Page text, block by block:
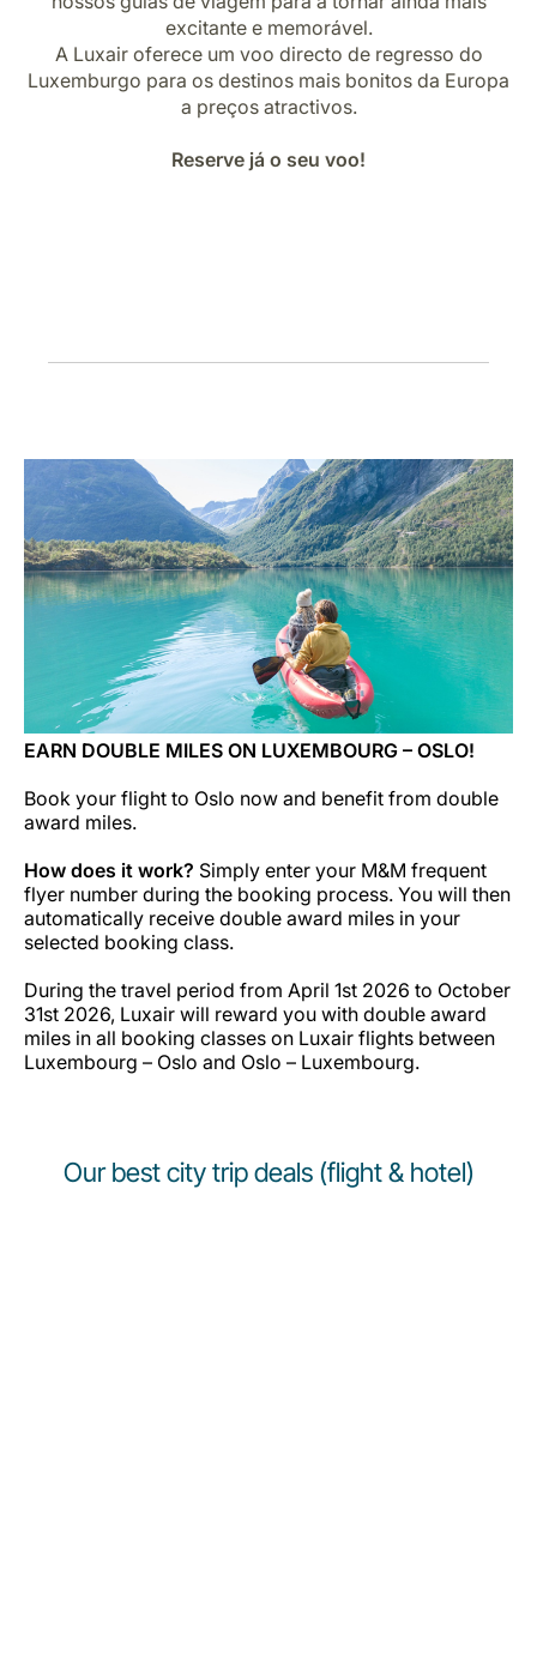
Carreiras na Luxair
excitante e memorável.
A Luxair oferece um voo directo de regresso do
Luxemburgo para os destinos mais bonitos da Europa
a preços atractivos.
Reserve já o seu voo!
EARN DOUBLE MILES ON LUXEMBOURG – OSLO!
Book your flight to Oslo now and benefit from double
award miles.
How does it work? Simply enter your M&M frequent
flyer number during the booking process. You will then
automatically receive double award miles in your
selected booking class.
During the travel period from April 1st 2026 to October
31st 2026, Luxair will reward you with double award
miles in all booking classes on Luxair flights between
Luxembourg – Oslo and Oslo – Luxembourg.
Our best city trip deals (flight & hotel)